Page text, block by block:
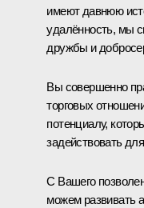
имеют давнюю
удалённость, мы
дружбы и
Вы совершенно
торговых
потенциалу,
задействовать
С Вашего
можем развивать